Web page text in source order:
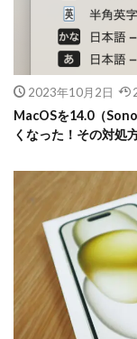
2023年10月2日
MacOSを14.0（
くなった！その対処